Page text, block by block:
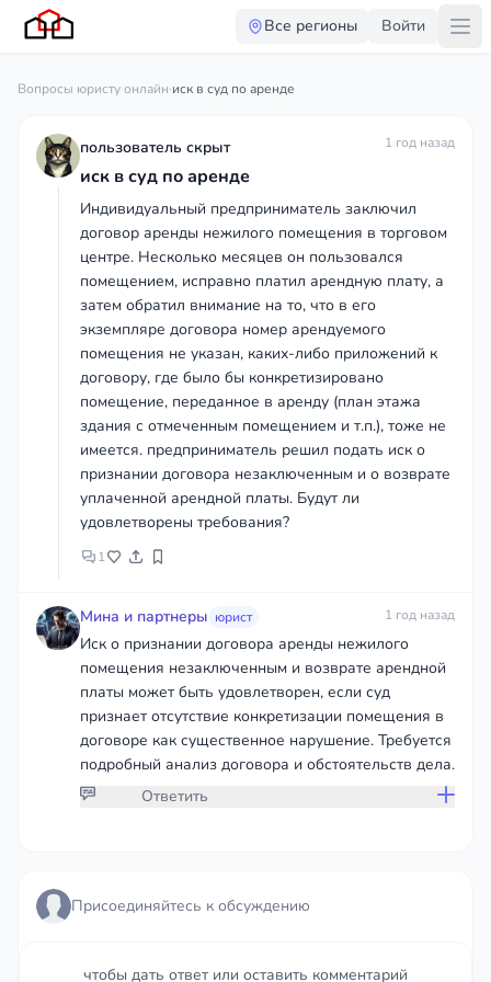
Все регионы Войти
Вопросы юристу онлайн·иск в суд по аренде
пользователь скрыт 1 год назад
иск в суд по аренде
Индивидуальный предприниматель заключил
договор аренды нежилого помещения в торговом
центре. Несколько месяцев он пользовался
помещением, исправно платил арендную плату, а
затем обратил внимание на то, что в его
экземпляре договора номер арендуемого
помещения не указан, каких-либо приложений к
договору, где было бы конкретизировано
помещение, переданное в аренду (план этажа
здания с отмеченным помещением и т.п.), тоже не
имеется. предприниматель решил подать иск о
признании договора незаключенным и о возврате
уплаченной арендной платы. Будут ли
удовлетворены требования?
1
Мина и партнеры юрист 1 год назад
Иск о признании договора аренды нежилого
помещения незаключенным и возврате арендной
платы может быть удовлетворен, если суд
признает отсутствие конкретизации помещения в
договоре как существенное нарушение. Требуется
подробный анализ договора и обстоятельств дела.
Ответить
Присоединяйтесь к обсуждению
чтобы дать ответ или оставить комментарий